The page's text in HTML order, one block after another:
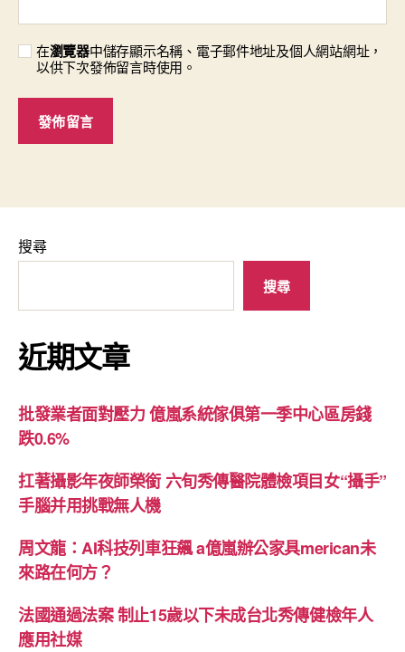
在瀏覽器中儲存顯示名稱、電子郵件地址及個人網站網址，
以供下次發佈留言時使用。
搜尋
搜尋
近期文章
批發業者面對壓力 億嵐系統傢俱第一季中心區房錢
跌0.6%
扛著攝影年夜師榮銜 六旬秀傳醫院體檢項目女“攝手”
手腦并用挑戰無人機
周文龍：AI科技列車狂飆 a億嵐辦公家具merican未
來路在何方？
法國通過法案 制止15歲以下未成台北秀傳健檢年人
應用社媒